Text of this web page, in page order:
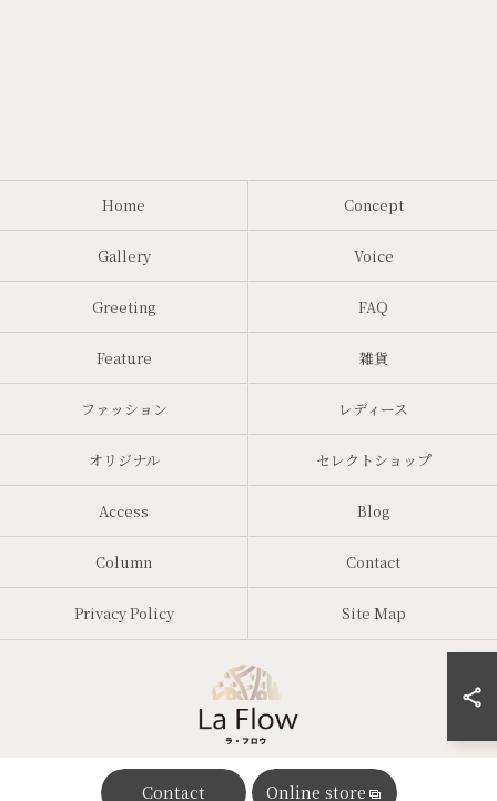
Contact Online store
Home Concept
Gallery Voice
Greeting FAQ
Feature 雑貨
ファッション レディース
オリジナル セレクトショップ
Access Blog
Column Contact
Privacy Policy Site Map